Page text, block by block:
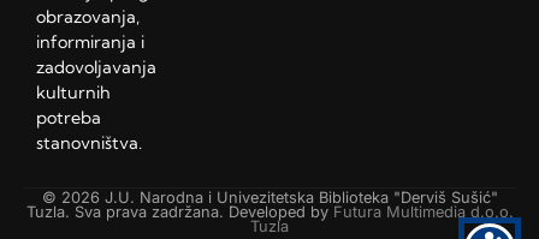
obrazovanja,
informiranja i
zadovoljavanja
kulturnih
potreba
stanovništva.
© 2026 J.U. Narodna i Univezitetska Biblioteka "Derviš Sušić"
Tuzla. Sva prava zadržana. Developed by Futura Multimedia d.o.o.
Tuzla